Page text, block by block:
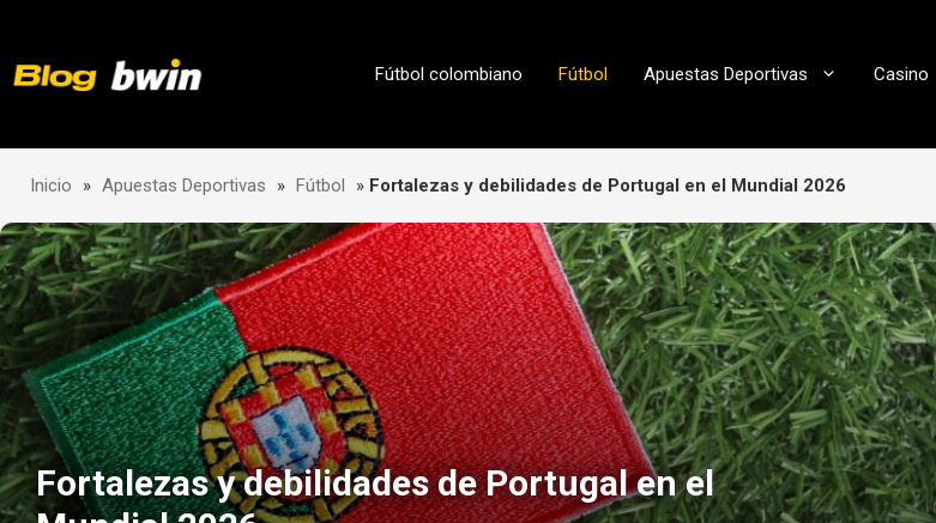
content
Fútbol colombiano Fútbol Apuestas Deportivas Casino
Inicio » Apuestas Deportivas » Fútbol » Fortalezas y debilidades de Portugal en el Mundial 2026
Fortalezas y debilidades de Portugal en el